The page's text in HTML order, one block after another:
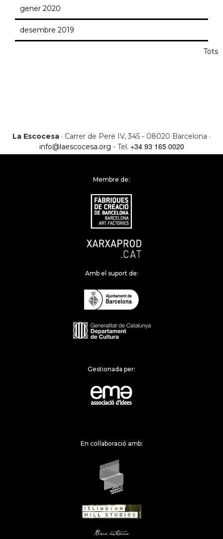
gener 2020
desembre 2019
Tots
La Escocesa · Carrer de Pere IV, 345 - 08020 Barcelona ·
info@laescocesa.org - Tel. +34 93 165 0020
Membre de:
Amb el suport de:
Gestionada per:
En col·laboració amb: